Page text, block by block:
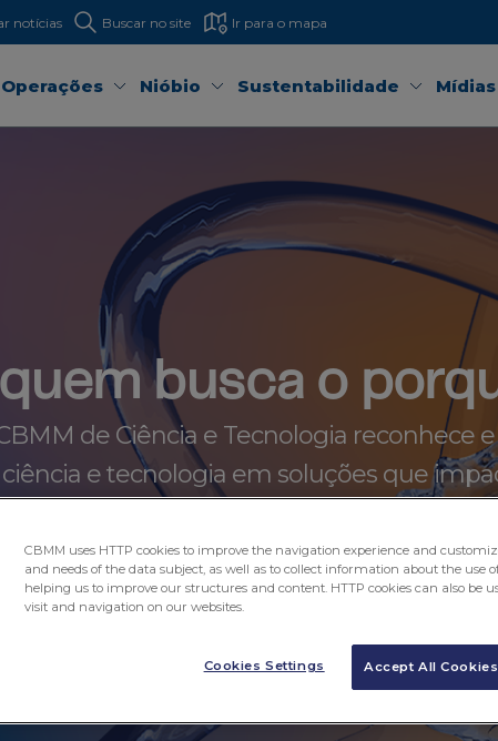
notícias Buscar no site Ir para o mapa
Operações Nióbio Sustentabilidade Mídias
quem busca o
de Ciência e Tecnologia reconhece
e tecnologia em soluções que
CBMM uses HTTP cookies to improve the navigation experience and
and needs of the data subject, as well as to collect information about the use
helping us to improve our structures and content. HTTP cookies can also be
visit and navigation on our websites.
Accept All Cookies
Cookies Settings